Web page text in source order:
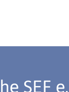
SEF